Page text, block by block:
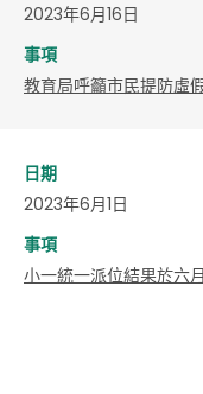
2023年6月16日
事項
教育局呼籲市民提防虛
日期
2023年6月1日
事項
小一統一派位結果於六